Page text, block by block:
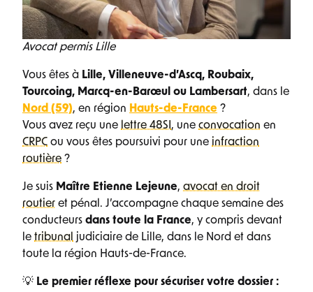
Avocat permis Lille
Vous êtes à Lille, Villeneuve-d’Ascq, Roubaix,
Tourcoing, Marcq-en-Barœul ou Lambersart, dans le
Nord (59), en région Hauts-de-France ?
Vous avez reçu une lettre 48SI , une convocation en
CRPC ou vous êtes poursuivi pour une infraction
routière ?
Je suis Maître Etienne Lejeune, avocat en droit
routier et pénal. J’accompagne chaque semaine des
conducteurs dans toute la France, y compris devant
le tribunal judiciaire de Lille, dans le Nord et dans
toute la région Hauts-de-France.
💡 Le premier réflexe pour sécuriser votre dossier :